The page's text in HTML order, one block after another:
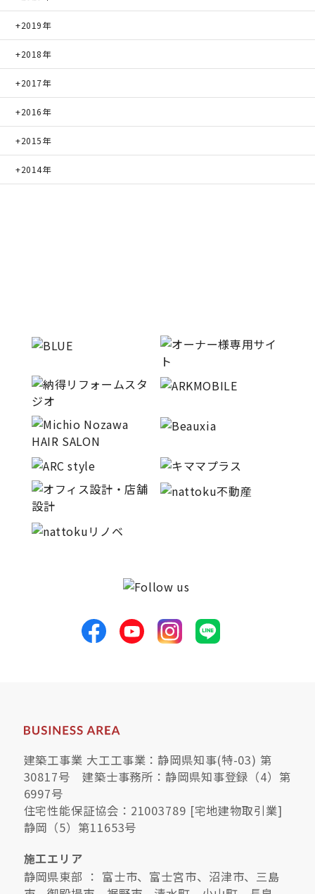
2019年
2018年
2017年
2016年
2015年
2014年
建築工事業 大工工事業：静岡県知事(特-03) 第
30817号 建築士事務所：静岡県知事登録（4）第
6997号
住宅性能保証協会：21003789 [宅地建物取引業]
静岡（5）第11653号
施工エリア
静岡県東部 ： 富士市、富士宮市、沼津市、三島